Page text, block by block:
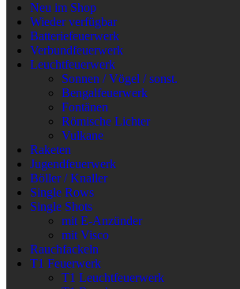
Neu im Shop
Wieder verfügbar
Batteriefeuerwerk
Verbundfeuerwerk
Leuchtfeuerwerk
Sonnen / Vögel / sonst.
Bengalfeuerwerk
Fontänen
Römische Lichter
Vulkane
Raketen
Jugendfeuerwerk
Böller / Knaller
Single Rows
Single Shots
mit E-Anzünder
mit Visco
Rauchfackeln
T1 Feuerwerk
T1 Leuchtfeuerwerk